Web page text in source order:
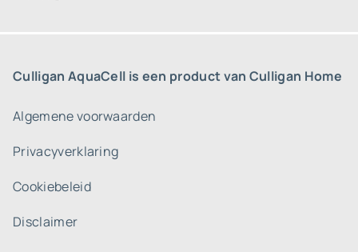
Culligan AquaCell is een product van Culligan Home
Algemene voorwaarden
Privacyverklaring
Cookiebeleid
Disclaimer